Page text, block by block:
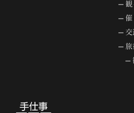
観
催
交
旅